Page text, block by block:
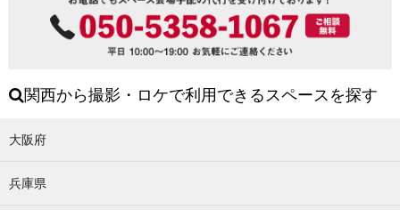
関西から撮影・ロケで利用できるスペースを探す
大阪府
兵庫県